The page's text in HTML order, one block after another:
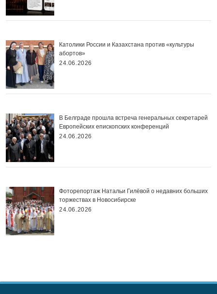
Католики России и Казахстана против «культуры
абортов»
24.06.2026
В Белграде прошла встреча генеральных секретарей
Европейских епископских конференций
24.06.2026
Фоторепортаж Натальи Гилёвой о недавних больших
торжествах в Новосибирске
24.06.2026